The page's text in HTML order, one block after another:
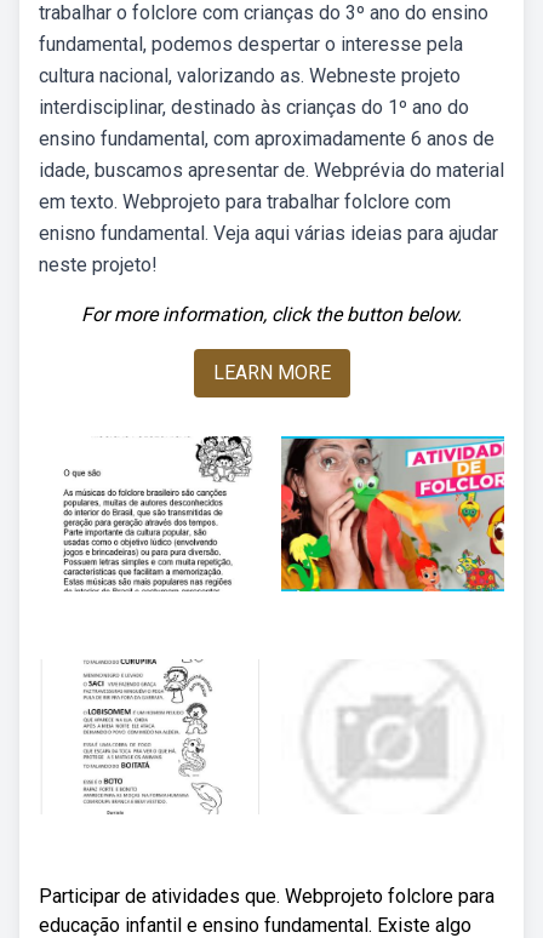
trabalhar o folclore com crianças do 3º ano do ensino
fundamental, podemos despertar o interesse pela
cultura nacional, valorizando as. Webneste projeto
interdisciplinar, destinado às crianças do 1º ano do
ensino fundamental, com aproximadamente 6 anos de
idade, buscamos apresentar de. Webprévia do material
em texto. Webprojeto para trabalhar folclore com
enisno fundamental. Veja aqui várias ideias para ajudar
neste projeto!
For more information, click the button below.
LEARN MORE
Participar de atividades que. Webprojeto folclore para
educação infantil e ensino fundamental. Existe algo